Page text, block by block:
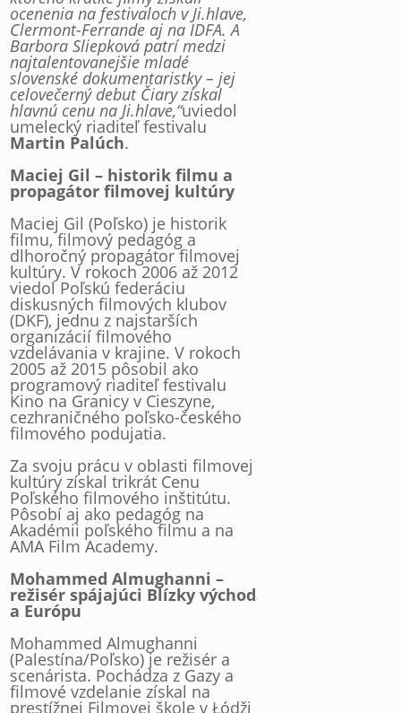
ocenenia na festivaloch v Ji.hlave,
Clermont-Ferrande aj na IDFA. A
Barbora Sliepková patrí medzi
najtalentovanejšie mladé
slovenské dokumentaristky – jej
celovečerný debut Čiary získal
hlavnú cenu na Ji.hlave,“uviedol
umelecký riaditeľ festivalu
Martin Palúch.
Maciej Gil – historik filmu a
propagátor filmovej kultúry
Maciej Gil (Poľsko) je historik
filmu, filmový pedagóg a
dlhoročný propagátor filmovej
kultúry. V rokoch 2006 až 2012
viedol Poľskú federáciu
diskusných filmových klubov
(DKF), jednu z najstarších
organizácií filmového
vzdelávania v krajine. V rokoch
2005 až 2015 pôsobil ako
programový riaditeľ festivalu
Kino na Granicy v Cieszyne,
cezhraničného poľsko-českého
filmového podujatia.
Za svoju prácu v oblasti filmovej
kultúry získal trikrát Cenu
Poľského filmového inštitútu.
Pôsobí aj ako pedagóg na
Akadémii poľského filmu a na
AMA Film Academy.
Mohammed Almughanni –
režisér spájajúci Blízky východ
a Európu
Mohammed Almughanni
(Palestína/Poľsko) je režisér a
scenárista. Pochádza z Gazy a
filmové vzdelanie získal na
prestížnej Filmovej škole v Łódži